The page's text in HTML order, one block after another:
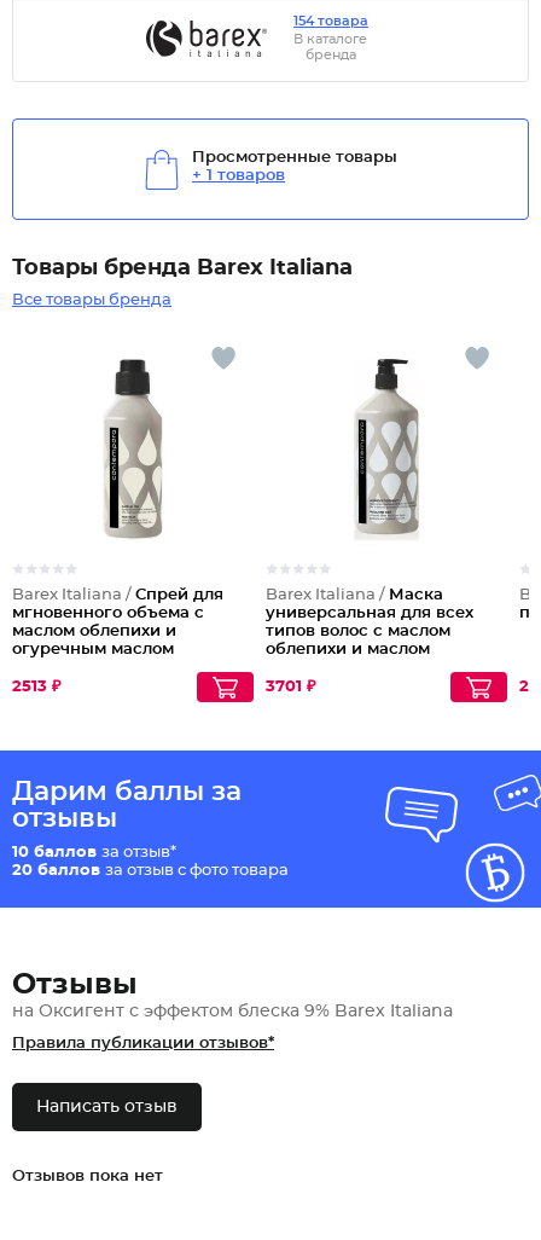
154 товара
В каталоге
бренда
Просмотренные товары
+ 1 товаров
Товары бренда Barex Italiana
Все товары бренда
Barex Italiana / Спрей для
мгновенного объема с
маслом облепихи и
огуречным маслом
2513 ₽
Barex Italiana / Маска
универсальная для всех
типов волос с маслом
облепихи и маслом
3701 ₽
Дарим баллы за
отзывы
10 баллов за отзыв*
20 баллов за отзыв с фото товара
Отзывы
на Оксигент с эффектом блеска 9% Barex Italiana
Правила публикации отзывов*
Написать отзыв
Отзывов пока нет